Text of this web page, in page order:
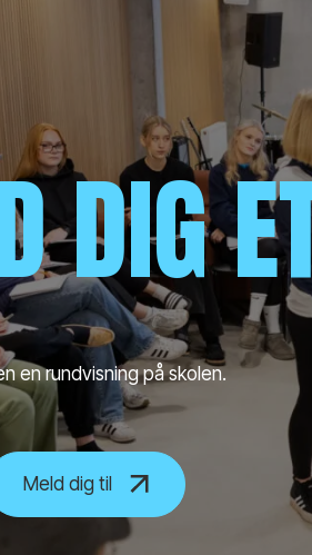
DIG
en rundvisning på skolen.
Meld dig til